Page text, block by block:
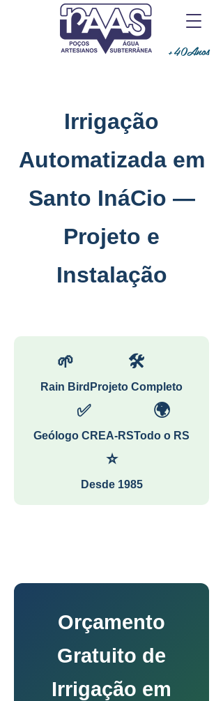
+40Anos
Irrigação
Automatizada em
Santo InáCio —
Projeto e
Instalação
🌱
Rain Bird
🛠
Projeto Completo
✅
Geólogo CREA-RS
🌍
Todo o RS
⭐
Desde 1985
Orçamento
Gratuito de
Irrigação em